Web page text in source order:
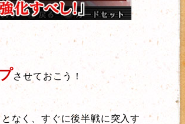
させておこう！
なく、すぐに後半戦に突入す